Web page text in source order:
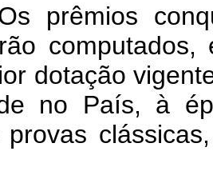
prêmios
dotação
no País, à